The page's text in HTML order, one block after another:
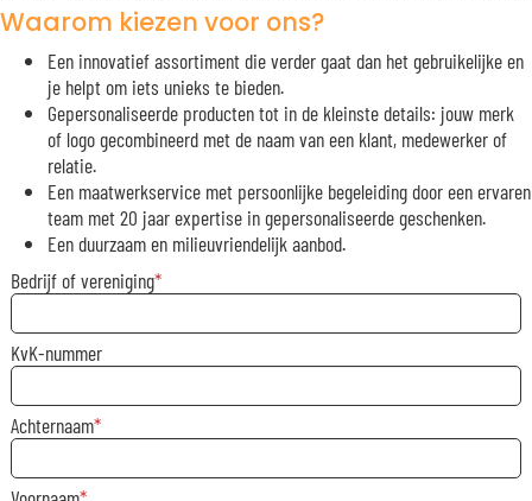
Waarom kiezen voor ons?
Een innovatief assortiment die verder gaat dan het gebruikelijke en
je helpt om iets unieks te bieden.
Gepersonaliseerde producten tot in de kleinste details: jouw merk
of logo gecombineerd met de naam van een klant, medewerker of
relatie.
Een maatwerkservice met persoonlijke begeleiding door een ervaren
team met 20 jaar expertise in gepersonaliseerde geschenken.
Een duurzaam en milieuvriendelijk aanbod.
Bedrijf of vereniging
KvK-nummer
Achternaam